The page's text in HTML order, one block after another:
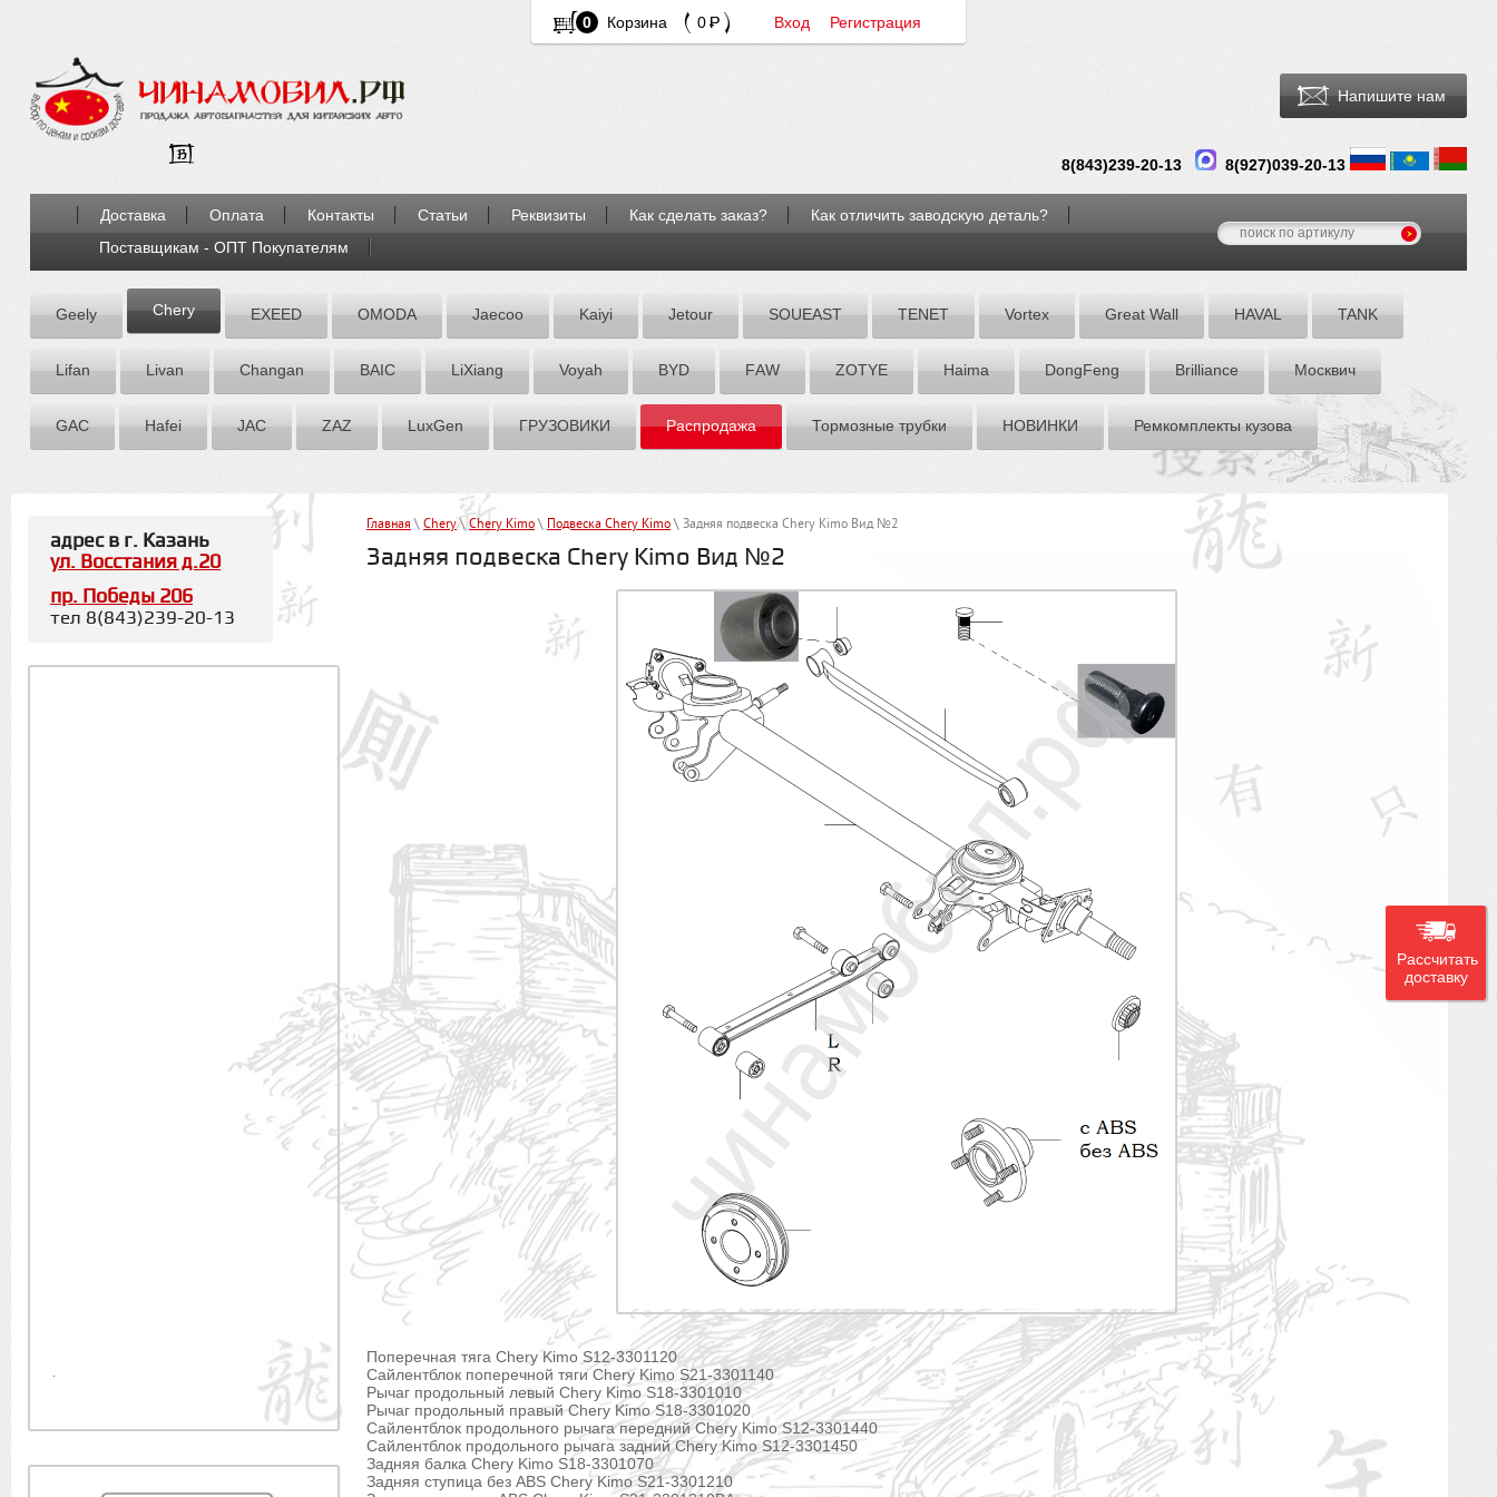
0 Корзина 0 Вход Регистрация
Напишите нам
8(843)239-20-13 8(927)039-20-13
Доставка Оплата Контакты Статьи Реквизиты Как сделать заказ?
Как отличить заводскую деталь?
Поставщикам - ОПТ Покупателям
Geely Chery EXEED OMODA Jaecoo Kaiyi Jetour SOUEAST TENET Vortex Great Wall HAVAL TANK
Lifan Livan Chаngаn BAIC LiXiang Voyah BYD FАW ZOTYE Hаimа DоngFeng Brilliance Москвич
GAC Hafei JAC ZАZ LuxGen ГРУЗОВИКИ Распродажа Тормозные трубки НОВИНКИ Ремкомплекты кузова
Главная \ Chery\ Chery Kimo \ Подвеска Chery Kimo \ Задняя подвеска Chery Kimo Вид №2
Задняя подвеска Chery Kimo Вид №2
Поперечная тяга Chery Kimo S12-3301120
Сайлентблок поперечной тяги Chery Kimo S21-3301140
Рычаг продольный левый Chery Kimo S18-3301010
Рычаг продольный правый Chery Kimo S18-3301020
Сайлентблок продольного рычага передний Chery Kimo S12-3301440
Сайлентблок продольного рычага задний Chery Kimo S12-3301450
Задняя балка Chery Kimo S18-3301070
Задняя ступица без ABS Chery Kimo S21-3301210
адрес в г. Казань
ул. Восстания д.20
пр. Победы 206
тел 8(843)239-20-13
.
Рассчитать
доставку